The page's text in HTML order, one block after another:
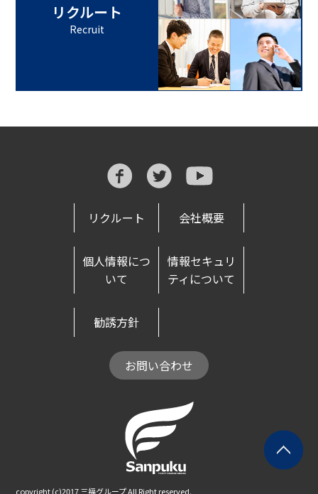
リクルート
Recruit
リクルート 会社概要
個人情報につ
いて
情報セキュリ
ティについて
勧誘方針
お問い合わせ
copyright (c)2017 三福グループ All Right reserved.